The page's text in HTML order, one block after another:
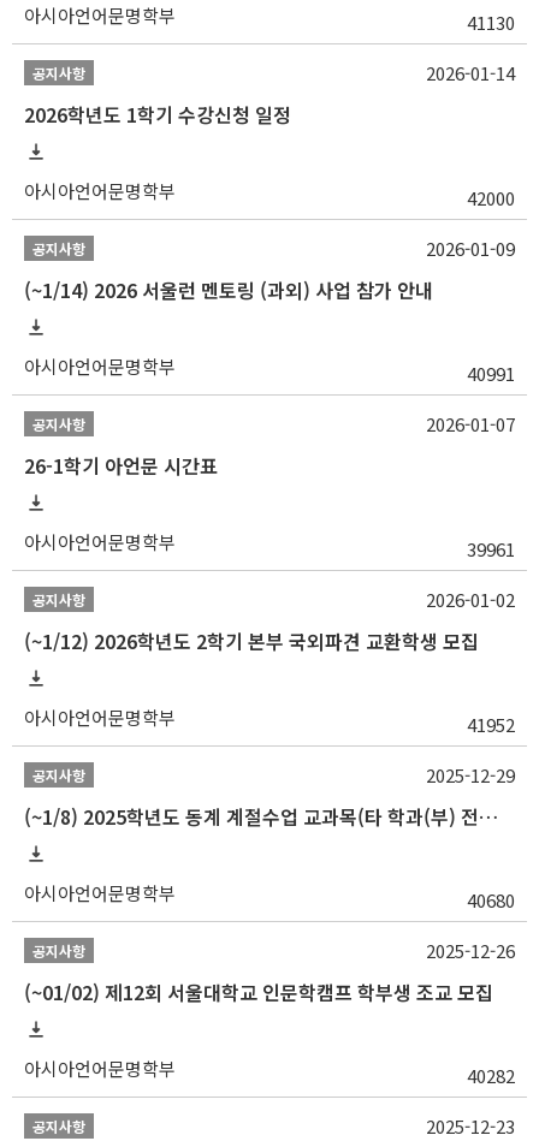
아시아언어문명학부 41130
공지사항
2026학년도 1학기 수강신청 일정
아시아언어문명학부 42000
2026-01-14
공지사항
(~1/14) 2026 서울런 멘토링 (과외) 사업 참가 안내
아시아언어문명학부 40991
2026-01-09
공지사항
26-1학기 아언문 시간표
아시아언어문명학부 39961
2026-01-07
공지사항
(~1/12) 2026학년도 2학기 본부 국외파견 교환학생 모집
아시아언어문명학부 41952
2026-01-02
공지사항
(~1/8) 2025학년도 동계 계절수업 교과목(타 학과(부) 전공 및 교양) 성적평가방법 선택제 신청 안내
아시아언어문명학부 40680
2025-12-29
공지사항
(~01/02) 제12회 서울대학교 인문학캠프 학부생 조교 모집
아시아언어문명학부 40282
2025-12-26
공지사항 2025-12-23